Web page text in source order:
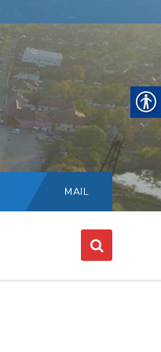
Choose
language:
MAIL